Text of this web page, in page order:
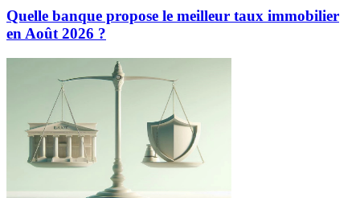
Quelle banque propose le meilleur taux immobilier
en Août 2026 ?